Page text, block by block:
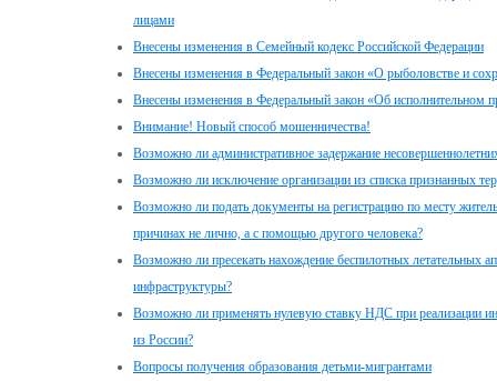
лицами
Внесены изменения в Семейный кодекс Российской Федерации
Внесены изменения в Федеральный закон «О рыболовстве и
Внесены изменения в Федеральный закон «Об исполнительном
Внимание! Новый способ мошенничества!
Возможно ли административное задержание
Возможно ли исключение организации из списка признанных
Возможно ли подать документы на регистрацию по месту
причинах не лично, а с помощью другого человека?
Возможно ли пресекать нахождение беспилотных летательных
инфраструктуры?
Возможно ли применять нулевую ставку НДС при реализации
из России?
Вопросы получения образования детьми-мигрантами